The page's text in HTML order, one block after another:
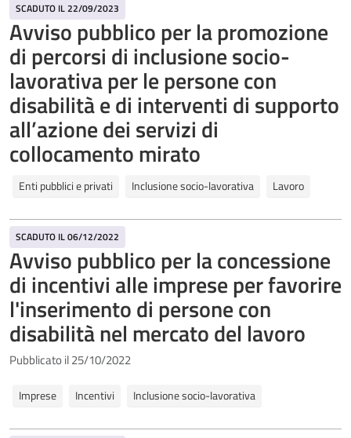
SCADUTO IL 22/09/2023
Avviso pubblico per la promozione
di percorsi di inclusione socio-
lavorativa per le persone con
disabilità e di interventi di supporto
all’azione dei servizi di
collocamento mirato
Enti pubblici e privati Inclusione socio-lavorativa Lavoro
SCADUTO IL 06/12/2022
Avviso pubblico per la concessione
di incentivi alle imprese per favorire
l'inserimento di persone con
disabilità nel mercato del lavoro
Pubblicato il 25/10/2022
Imprese Incentivi Inclusione socio-lavorativa